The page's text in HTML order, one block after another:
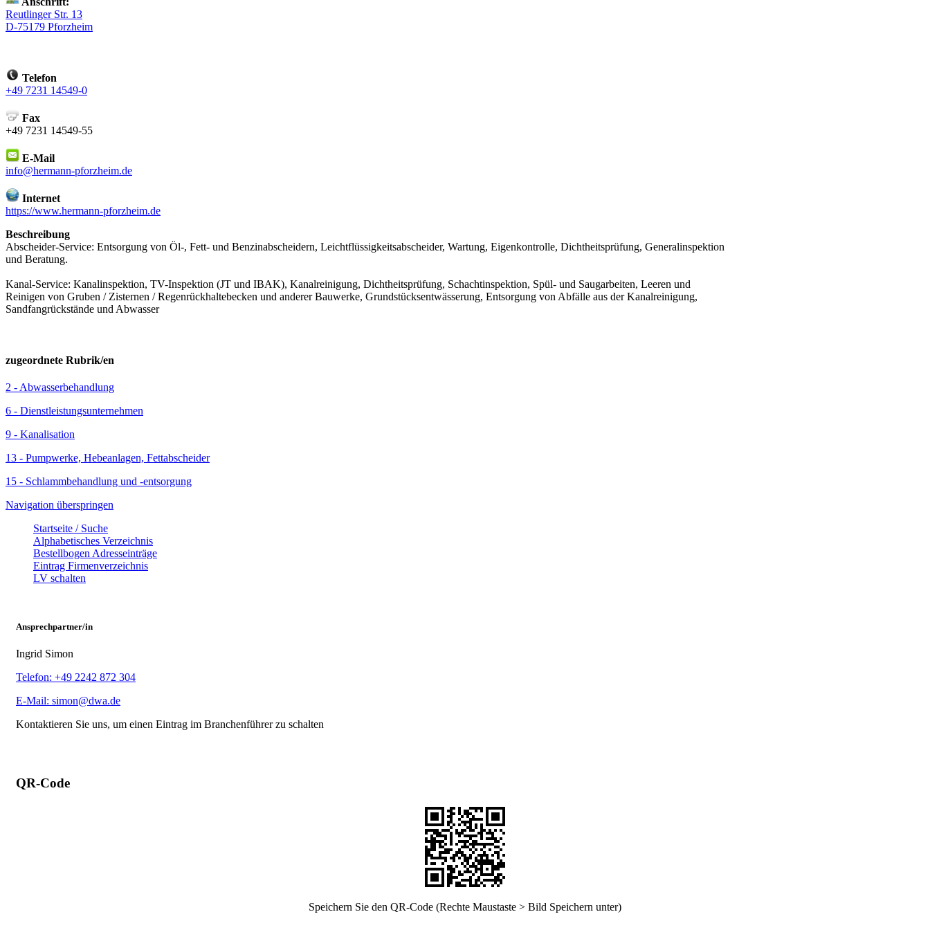
Reutlinger Str. 13
D-75179 Pforzheim
Telefon
+49 7231 14549-0
Fax
+49 7231 14549-55
E-Mail
info@hermann-pforzheim.de
Internet
https://www.hermann-pforzheim.de
Beschreibung
Abscheider-Service: Entsorgung von Öl-, Fett- und Benzinabscheidern, Leichtflüssigkeitsabscheider, Wartung, Eigenkontrolle, Dichtheitsprüfung, Generalinspektion
und Beratung.
Kanal-Service: Kanalinspektion, TV-Inspektion (JT und IBAK), Kanalreinigung, Dichtheitsprüfung, Schachtinspektion, Spül- und Saugarbeiten, Leeren und
Reinigen von Gruben / Zisternen / Regenrückhaltebecken und anderer Bauwerke, Grundstücksentwässerung, Entsorgung von Abfälle aus der Kanalreinigung,
Sandfangrückstände und Abwasser
zugeordnete Rubrik/en
2 - Abwasserbehandlung
6 - Dienstleistungsunternehmen
9 - Kanalisation
13 - Pumpwerke, Hebeanlagen, Fettabscheider
15 - Schlammbehandlung und -entsorgung
Navigation überspringen
Startseite / Suche
Alphabetisches Verzeichnis
Bestellbogen Adresseinträge
Eintrag Firmenverzeichnis
LV schalten
Ansprechpartner/in
Ingrid Simon
Telefon: +49 2242 872 304
E-Mail: simon@dwa.de
Kontaktieren Sie uns, um einen Eintrag im Branchenführer zu schalten
QR-Code
Speichern Sie den QR-Code (Rechte Maustaste > Bild Speichern unter)